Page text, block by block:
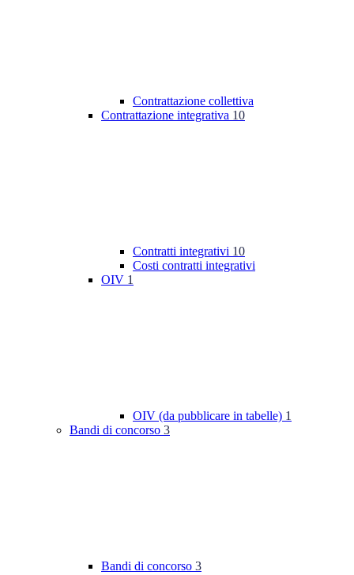
Contrattazione collettiva
Contrattazione integrativa 10
Contratti integrativi 10
Costi contratti integrativi
OIV 1
OIV (da pubblicare in tabelle) 1
Bandi di concorso 3
Bandi di concorso 3